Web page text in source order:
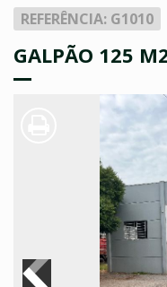
REFERÊNCIA: G1010
GALPÃO 125